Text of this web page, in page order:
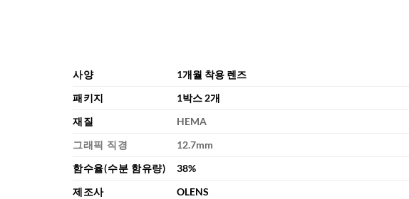
사양
1개월 착용 렌즈
패키지
1박스 2개
재질
HEMA
그래픽 직경
12.7mm
함수율(수분 함유량)
38%
제조사
OLENS